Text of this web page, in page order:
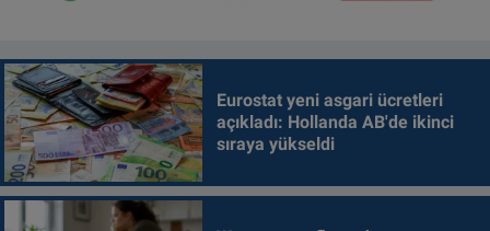
Eurostat yeni asgari ücretleri
açıkladı: Hollanda AB'de ikinci
sıraya yükseldi